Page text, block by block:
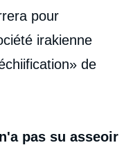
pour
irakienne
de
pas su asseoir